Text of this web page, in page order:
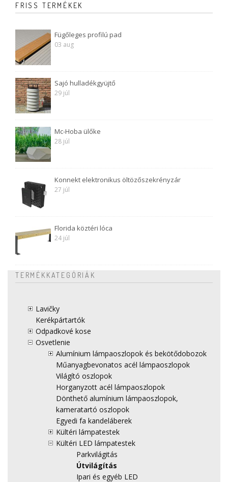
FRISS TERMÉKEK
Fügőleges profilú pad
03 aug
Sajó hulladékgyüjtő
29 júl
Mc-Hoba ülőke
28 júl
Konnekt elektronikus öltözőszekrényzár
27 júl
Florida köztéri lóca
24 júl
TERMÉKKATEGÓRIÁK
Lavičky
Kerékpártartók
Odpadkové kose
Osvetlenie
Alumínium lámpaoszlopok és bekötődobozok
Műanyagbevonatos acél lámpaoszlopok
Világító oszlopok
Horganyzott acél lámpaoszlopok
Dönthető alumínium lámpaoszlopok,
kameratartó oszlopok
Egyedi fa kandeláberek
Kültéri lámpatestek
Kültéri LED lámpatestek
Parkvilágitás
Útvilágítás
Ipari és egyéb LED